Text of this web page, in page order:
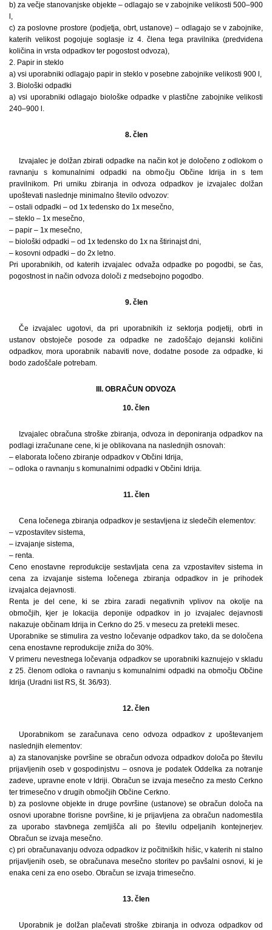
b) za večje stanovanjske objekte – odlagajo se v zabojnike velikosti 500–900
l,
c) za poslovne prostore (podjetja, obrt, ustanove) – odlagajo se v zabojnike,
katerih velikost pogojuje soglasje iz 4. člena tega pravilnika (predvidena
količina in vrsta odpadkov ter pogostost odvoza),
2. Papir in steklo
a) vsi uporabniki odlagajo papir in steklo v posebne zabojnike velikosti 900 l,
3. Biološki odpadki
a) vsi uporabniki odlagajo biološke odpadke v plastične zabojnike velikosti
240–900 l.
8. člen
Izvajalec je dolžan zbirati odpadke na način kot je določeno z odlokom o
ravnanju s komunalnimi odpadki na območju Občine Idrija in s tem
pravilnikom. Pri urniku zbiranja in odvoza odpadkov je izvajalec dolžan
upoštevati naslednje minimalno število odvozov:
– ostali odpadki – od 1x tedensko do 1x mesečno,
– steklo – 1x mesečno,
– papir – 1x mesečno,
– biološki odpadki – od 1x tedensko do 1x na štirinajst dni,
– kosovni odpadki – do 2x letno.
Pri uporabnikih, od katerih izvajalec odvaža odpadke po pogodbi, se čas,
pogostnost in način odvoza določi z medsebojno pogodbo.
9. člen
Če izvajalec ugotovi, da pri uporabnikih iz sektorja podjetij, obrti in
ustanov obstoječe posode za odpadke ne zadoščajo dejanski količini
odpadkov, mora uporabnik nabaviti nove, dodatne posode za odpadke, ki
bodo zadoščale potrebam.
III. OBRAČUN ODVOZA
10. člen
Izvajalec obračuna stroške zbiranja, odvoza in deponiranja odpadkov na
podlagi izračunane cene, ki je oblikovana na naslednjih osnovah:
– elaborata ločeno zbiranje odpadkov v Občini Idrija,
– odloka o ravnanju s komunalnimi odpadki v Občini Idrija.
11. člen
Cena ločenega zbiranja odpadkov je sestavljena iz sledečih elementov:
– vzpostavitev sistema,
– izvajanje sistema,
– renta.
Ceno enostavne reprodukcije sestavljata cena za vzpostavitev sistema in
cena za izvajanje sistema ločenega zbiranja odpadkov in je prihodek
izvajalca dejavnosti.
Renta je del cene, ki se zbira zaradi negativnih vplivov na okolje na
območjih, kjer je lokacija deponije odpadkov in jo izvajalec dejavnosti
nakazuje občinam Idrija in Cerkno do 25. v mesecu za pretekli mesec.
Uporabnike se stimulira za vestno ločevanje odpadkov tako, da se določena
cena enostavne reprodukcije zniža do 30%.
V primeru nevestnega ločevanja odpadkov se uporabniki kaznujejo v skladu
z 25. členom odloka o ravnanju s komunalnimi odpadki na območju Občine
Idrija (Uradni list RS, št. 36/93).
12. člen
Uporabnikom se zaračunava ceno odvoza odpadkov z upoštevanjem
naslednjih elementov:
a) za stanovanjske površine se obračun odvoza odpadkov določa po številu
prijavljenih oseb v gospodinjstvu – osnova je podatek Oddelka za notranje
zadeve, upravne enote v Idriji. Obračun se izvaja mesečno za mesto Cerkno
ter trimesečno v drugih območjih Občine Cerkno.
b) za poslovne objekte in druge površine (ustanove) se obračun določa na
osnovi uporabne tlorisne površine, ki je prijavljena za obračun nadomestila
za uporabo stavbnega zemljišča ali po številu odpeljanih kontejnerjev.
Obračun se izvaja mesečno.
c) pri obračunavanju odvoza odpadkov iz počitniških hišic, v katerih ni stalno
prijavljenih oseb, se obračunava mesečno storitev po pavšalni osnovi, ki je
enaka ceni za eno osebo. Obračun se izvaja trimesečno.
13. člen
Uporabnik je dolžan plačevati stroške zbiranja in odvoza odpadkov od